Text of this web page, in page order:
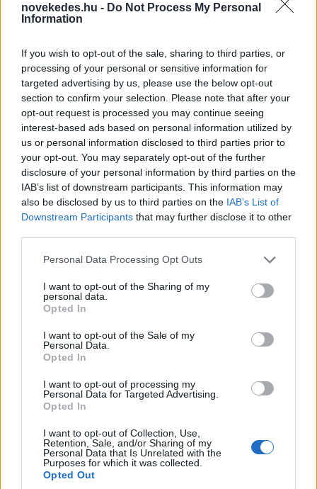
novekedes.hu - Do Not Process My Personal
Information
If you wish to opt-out of the sale, sharing to third parties, or
processing of your personal or sensitive information for
targeted advertising by us, please use the below opt-out
section to confirm your selection. Please note that after your
opt-out request is processed you may continue seeing
interest-based ads based on personal information utilized by
us or personal information disclosed to third parties prior to
your opt-out. You may separately opt-out of the further
disclosure of your personal information by third parties on the
IAB’s list of downstream participants. This information may
also be disclosed by us to third parties on the IAB’s List of
Downstream Participants that may further disclose it to other
Please note that this website/app uses one or more Google
not limited to your visit or usage behaviour. You may click to
grant or deny consent to Google and its third-party tags to
use your data for below specified purposes in below Google
consent section.
Personal Data Processing Opt Outs
I want to opt-out of the Sharing of my
personal data.
Opted In
I want to opt-out of the Sale of my
Personal Data.
Opted In
I want to opt-out of processing my
Personal Data for Targeted Advertising.
Opted In
I want to opt-out of Collection, Use,
Retention, Sale, and/or Sharing of my
Personal Data that Is Unrelated with the
Purposes for which it was collected.
Opted Out
tulajdonában lévő, piacvezető pétfürdői
Nitrogénművek Zrt. hazai
műtrágyaértékesítési lehetőségeit az a
nemrég bejelentett konstrukció, amellyel az
állattenyésztési telepeken képződő
szervestrágya feldolgozásához nyújtana
támogatást az agrártárca. Egyes becslések
szerint szervestárgyából készített, jobban
hasznosuló granulátumokkal akár 1,5 millió
hektáron - a mintegy 5 millió hektáros
mezőgazdasági terület csaknem harmadán -
lehetne visszafogni a műtrágyázást, és ez
műtrágyacsökkentésre irányuló,
Váratlan lépésre szánta el magát az
Agrárminisztérium azzal, hogy a közelmúltban